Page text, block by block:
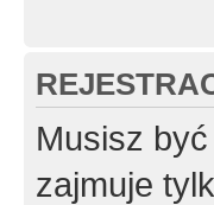
Musisz
zajmuje